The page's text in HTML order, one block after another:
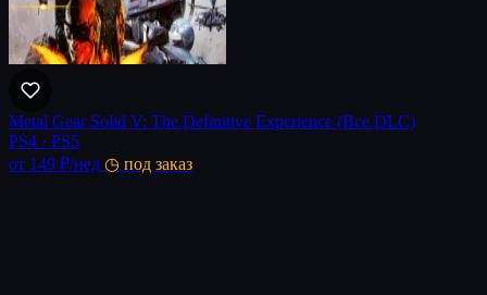
Metal Gear Solid V: The Definitive Experience (Все DLC)
PS4 · PS5
от 149 ₽/нед ◷ под заказ